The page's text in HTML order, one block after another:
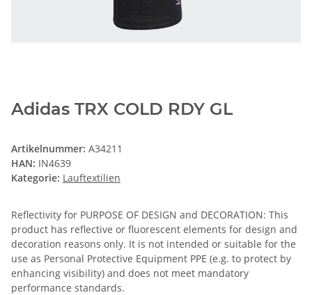
Adidas TRX COLD RDY GL
Artikelnummer: A34211
HAN: IN4639
Kategorie: Lauftextilien
Reflectivity for PURPOSE OF DESIGN and DECORATION: This
product has reflective or fluorescent elements for design and
decoration reasons only. It is not intended or suitable for the
use as Personal Protective Equipment PPE (e.g. to protect by
enhancing visibility) and does not meet mandatory
performance standards.